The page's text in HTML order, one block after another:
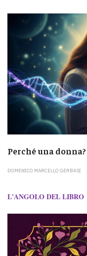
Perché una donna?
DOMENICO MARCELLO GERBASI
L'ANGOLO DEL LIBRO